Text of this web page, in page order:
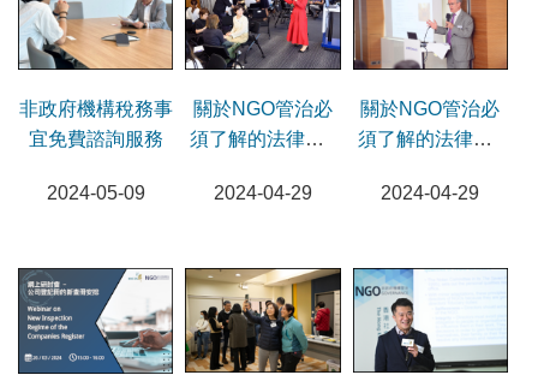
非政府機構稅務事
宜免費諮詢服務
2024-05-09
關於NGO管治必
須了解的法律事 -
2024-04-29
關於NGO管治必
須了解的法律事 -
2024-04-29